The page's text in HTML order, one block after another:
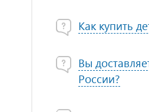
Как купить
Вы
России?